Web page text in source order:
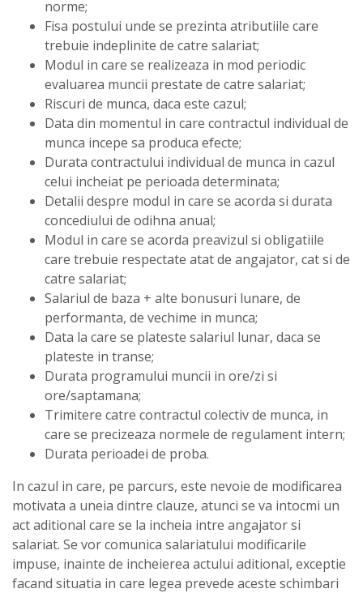
norme;
Fisa postului unde se prezinta atributiile care
trebuie indeplinite de catre salariat;
Modul in care se realizeaza in mod periodic
evaluarea muncii prestate de catre salariat;
Riscuri de munca, daca este cazul;
Data din momentul in care contractul individual de
munca incepe sa produca efecte;
Durata contractului individual de munca in cazul
celui incheiat pe perioada determinata;
Detalii despre modul in care se acorda si durata
concediului de odihna anual;
Modul in care se acorda preavizul si obligatiile
care trebuie respectate atat de angajator, cat si de
catre salariat;
Salariul de baza + alte bonusuri lunare, de
performanta, de vechime in munca;
Data la care se plateste salariul lunar, daca se
plateste in transe;
Durata programului muncii in ore/zi si
ore/saptamana;
Trimitere catre contractul colectiv de munca, in
care se precizeaza normele de regulament intern;
Durata perioadei de proba.
In cazul in care, pe parcurs, este nevoie de modificarea
motivata a uneia dintre clauze, atunci se va intocmi un
act aditional care se la incheia intre angajator si
salariat. Se vor comunica salariatului modificarile
impuse, inainte de incheierea actului aditional, exceptie
facand situatia in care legea prevede aceste schimbari